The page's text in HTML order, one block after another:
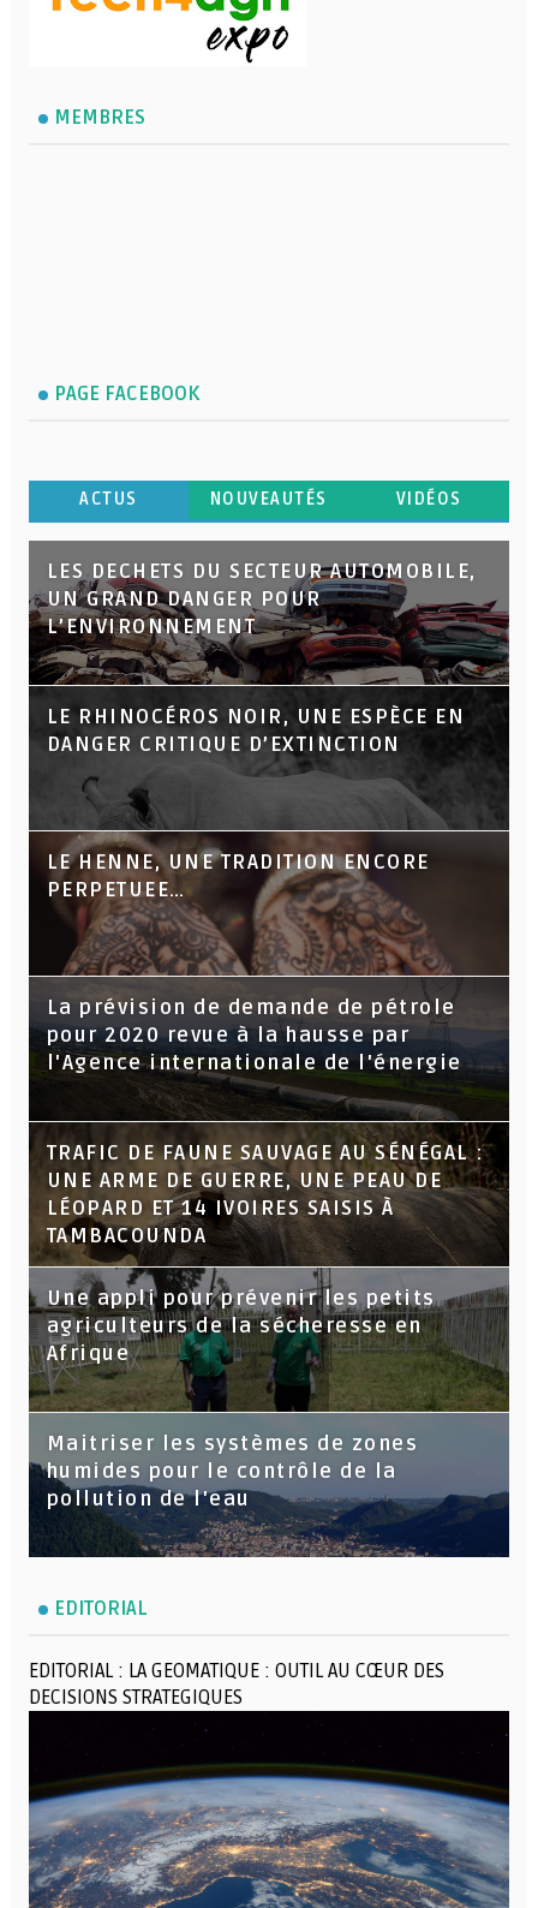
MEMBRES
PAGE FACEBOOK
ACTUS NOUVEAUTÉS VIDÉOS
LES DECHETS DU SECTEUR AUTOMOBILE,
UN GRAND DANGER POUR
L’ENVIRONNEMENT
LE RHINOCÉROS NOIR, UNE ESPÈCE EN
DANGER CRITIQUE D’EXTINCTION
LE HENNE, UNE TRADITION ENCORE
PERPETUEE…
La prévision de demande de pétrole
pour 2020 revue à la hausse par
l'Agence internationale de l'énergie
TRAFIC DE FAUNE SAUVAGE AU SÉNÉGAL :
UNE ARME DE GUERRE, UNE PEAU DE
LÉOPARD ET 14 IVOIRES SAISIS À
TAMBACOUNDA
Une appli pour prévenir les petits
agriculteurs de la sécheresse en
Afrique
Maitriser les systèmes de zones
humides pour le contrôle de la
pollution de l'eau
EDITORIAL
EDITORIAL : LA GEOMATIQUE : OUTIL AU CŒUR DES
DECISIONS STRATEGIQUES